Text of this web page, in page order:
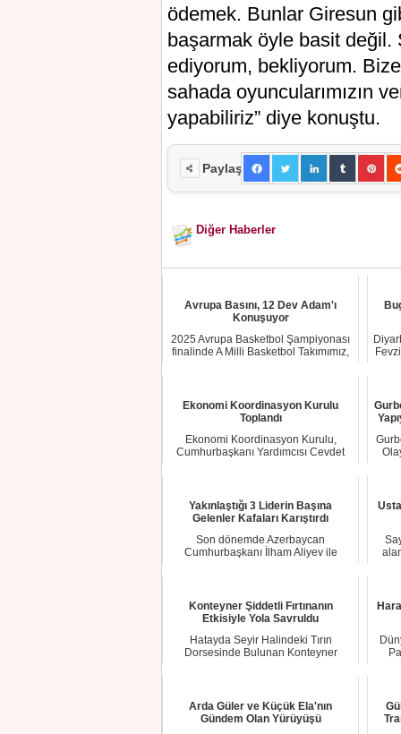
ödemek. Bunlar Giresun
başarmak öyle basit
ediyorum, bekliyorum.
sahada oyuncularımızın
yapabiliriz” diye konuştu.
Paylaş
Diğer Haberler
Avrupa Basını, 12 Dev Adam'ı
Konuşuyor
2025 Avrupa Basketbol Şampiyonası
finalinde A Milli Basketbol Takımımız,
Ekonomi Koordinasyon Kurulu
Toplandı
Ekonomi Koordinasyon Kurulu,
Cumhurbaşkanı Yardımcısı Cevdet
Yakınlaştığı 3 Liderin Başına
Gelenler Kafaları Karıştırdı
Son dönemde Azerbaycan
Cumhurbaşkanı İlham Aliyev ile
Konteyner Şiddetli Fırtınanın
Etkisiyle Yola Savruldu
Hatayda Seyir Halindeki Tırın
Dorsesinde Bulunan Konteyner
Arda Güler ve Küçük Ela'nın
Gündem Olan Yürüyüşü